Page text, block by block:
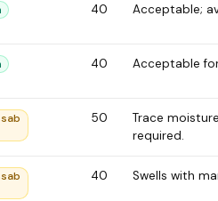
40 Acceptable;
40 Acceptable
50
Trace
required.
40 Swells with